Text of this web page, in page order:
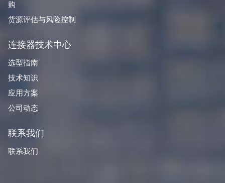
购
货源评估与风险控制
连接器技术中心
选型指南
技术知识
应用方案
公司动态
联系我们
联系我们